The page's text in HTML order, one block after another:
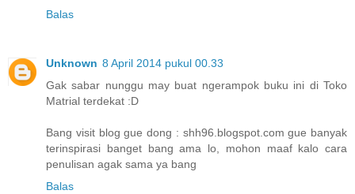
Balas
Unknown 8 April 2014 pukul 00.33
Gak sabar nunggu may buat ngerampok buku ini di Toko
Matrial terdekat :D
Bang visit blog gue dong : shh96.blogspot.com gue banyak
terinspirasi banget bang ama lo, mohon maaf kalo cara
penulisan agak sama ya bang
Balas